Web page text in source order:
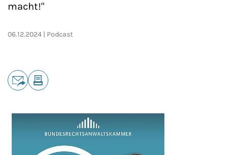
macht!"
06.12.2024 Podcast
Teilen